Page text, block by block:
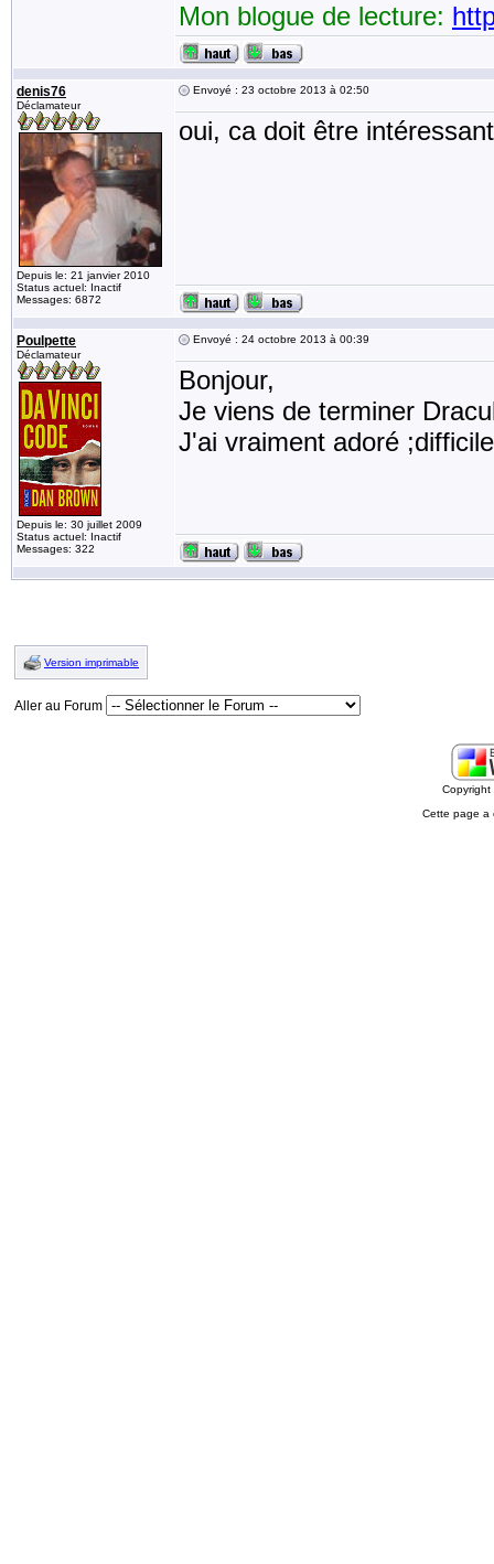
Mon blogue de lecture:
denis76
Déclamateur
Depuis le: 21 janvier 2010
Status actuel: Inactif
Messages: 6872
Envoyé : 23 octobre 2013 à 02:50
oui, ca doit être
Poulpette
Déclamateur
Depuis le: 30 juillet 2009
Status actuel: Inactif
Messages: 322
Envoyé : 24 octobre 2013 à 00:39
Bonjour,
Je viens de terminer
J'ai vraiment adoré
Version imprimable
Aller au Forum
Cette page a